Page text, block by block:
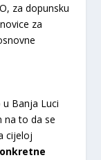
za dopunsku
za
u Banja Luci
na to da se
cijeloj